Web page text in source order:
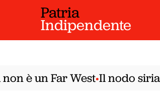
Patria
Indipendente
è un Far West•Il nodo